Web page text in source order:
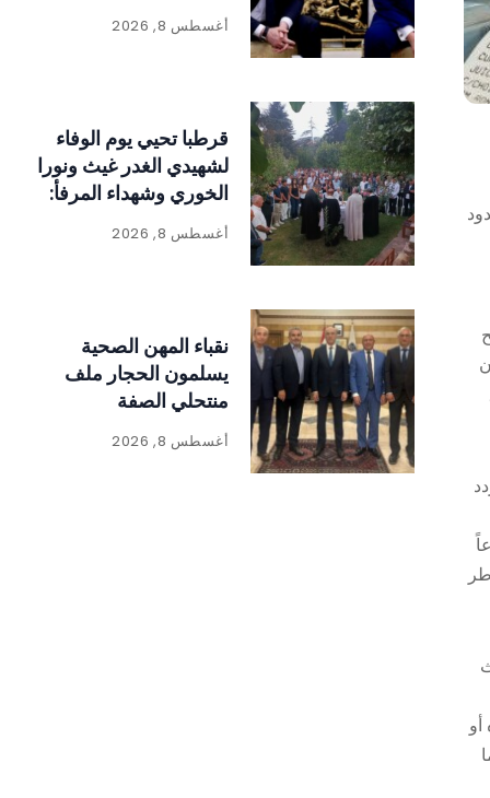
أغسطس 8, 2026
قرطبا تحيي يوم الوفاء
لشهيدي الغدر غيث ونورا
الخوري وشهداء المرفأ:
«الحقيقة لا تموت
والعدالة لا بد أن تتحقق
أغسطس 8, 2026
نقباء المهن الصحية
يسلمون الحجار ملف
منتحلي الصفة
أغسطس 8, 2026